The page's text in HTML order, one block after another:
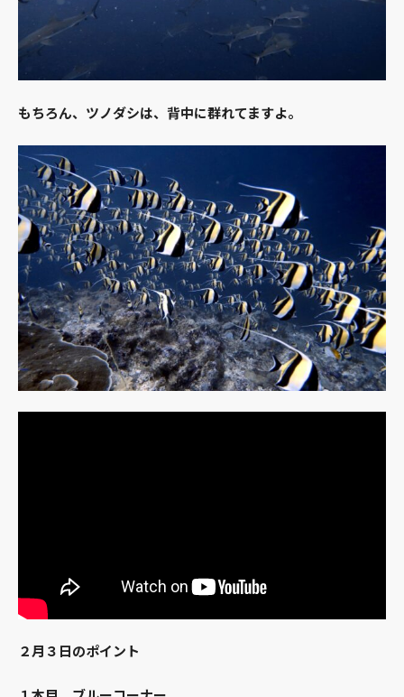
もちろん、ツノダシは、背中に群れてますよ。
２月３日のポイント